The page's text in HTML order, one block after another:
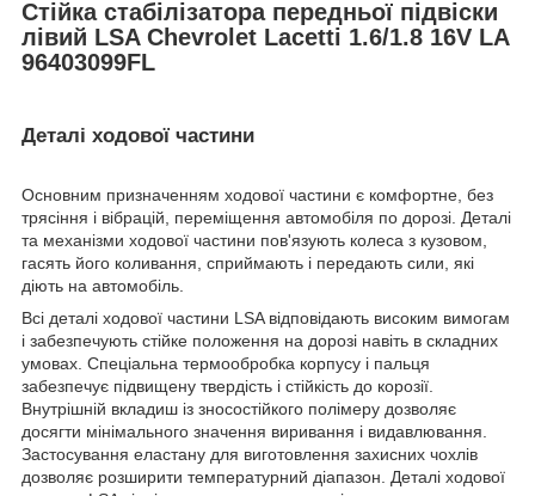
Стійка стабілізатора передньої підвіски
лівий LSA Chevrolet Lacetti 1.6/1.8 16V LA
96403099FL
Деталі ходової частини
Основним призначенням ходової частини є комфортне, без
трясіння і вібрацій, переміщення автомобіля по дорозі. Деталі
та механізми ходової частини пов'язують колеса з кузовом,
гасять його коливання, сприймають і передають сили, які
діють на автомобіль.
Всі деталі ходової частини LSA відповідають високим вимогам
і забезпечують стійке положення на дорозі навіть в складних
умовах. Спеціальна термообробка корпусу і пальця
забезпечує підвищену твердість і стійкість до корозії.
Внутрішній вкладиш із зносостійкого полімеру дозволяє
досягти мінімального значення виривання і видавлювання.
Застосування еластану для виготовлення захисних чохлів
дозволяє розширити температурний діапазон. Деталі ходової